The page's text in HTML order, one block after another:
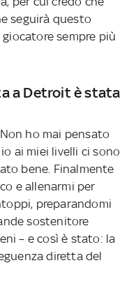
seguirà questo
sempre più
a Detroit è stata
ho mai pensato
ai miei livelli ci sono
bene. Finalmente
e allenarmi per
preparandomi
sostenitore
– e così è stato: la
diretta del